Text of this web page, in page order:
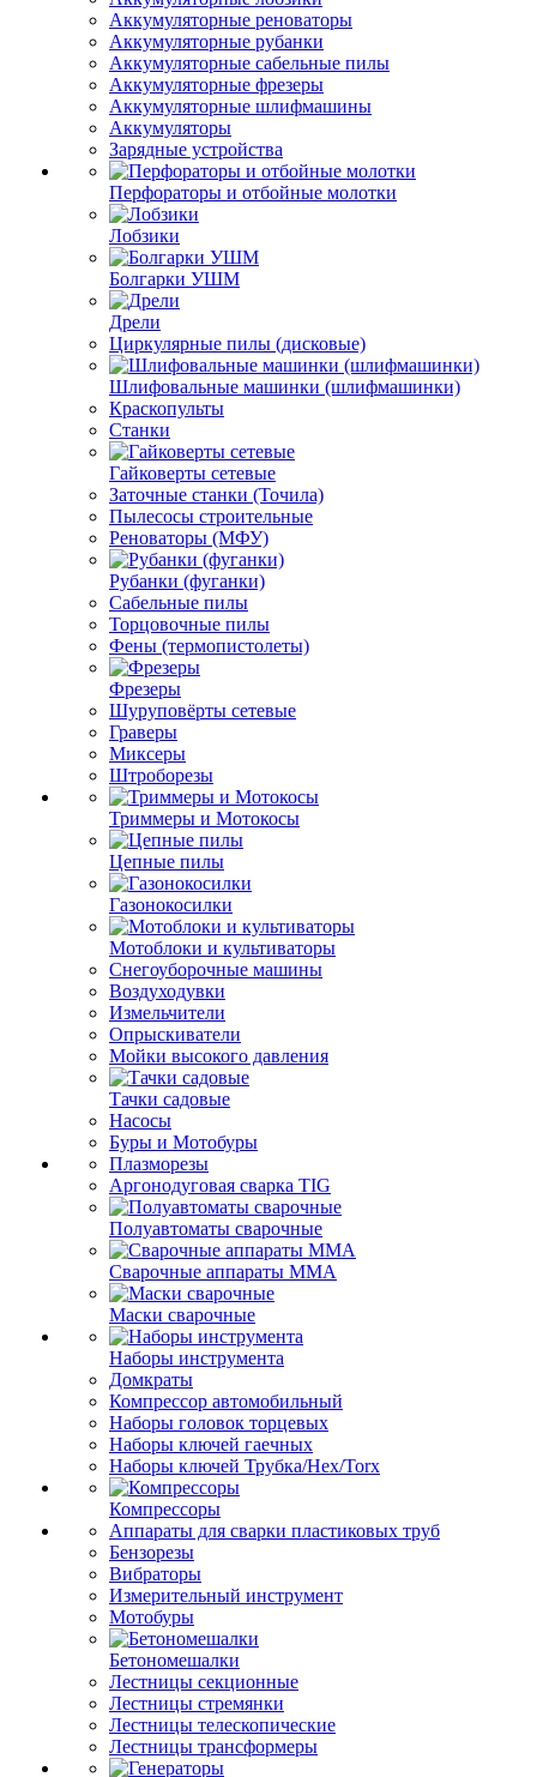
Аккумуляторные реноваторы
Аккумуляторные рубанки
Аккумуляторные сабельные пилы
Аккумуляторные фрезеры
Аккумуляторные шлифмашины
Аккумуляторы
Зарядные устройства
Перфораторы и отбойные молотки
Лобзики
Болгарки УШМ
Дрели
Циркулярные пилы (дисковые)
Шлифовальные машинки (шлифмашинки)
Краскопульты
Станки
Гайковерты сетевые
Заточные станки (Точила)
Пылесосы строительные
Реноваторы (МФУ)
Рубанки (фуганки)
Сабельные пилы
Торцовочные пилы
Фены (термопистолеты)
Фрезеры
Шуруповёрты сетевые
Граверы
Миксеры
Штроборезы
Триммеры и Мотокосы
Цепные пилы
Газонокосилки
Мотоблоки и культиваторы
Снегоуборочные машины
Воздуходувки
Измельчители
Опрыскиватели
Мойки высокого давления
Тачки садовые
Насосы
Буры и Мотобуры
Плазморезы
Аргонодуговая сварка TIG
Полуавтоматы сварочные
Сварочные аппараты ММА
Маски сварочные
Наборы инструмента
Домкраты
Компрессор автомобильный
Наборы головок торцевых
Наборы ключей гаечных
Наборы ключей Трубка/Hex/Torx
Компрессоры
Аппараты для сварки пластиковых труб
Бензорезы
Вибраторы
Измерительный инструмент
Мотобуры
Бетономешалки
Лестницы секционные
Лестницы стремянки
Лестницы телескопические
Лестницы трансформеры